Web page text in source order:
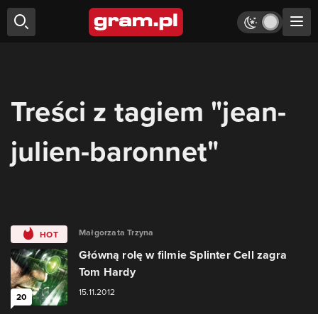
Treści z tagiem "jean-
julien-baronnet"
HOT
20
Małgorzata Trzyna
Główną rolę w filmie Splinter Cell zagra
Tom Hardy
15.11.2012